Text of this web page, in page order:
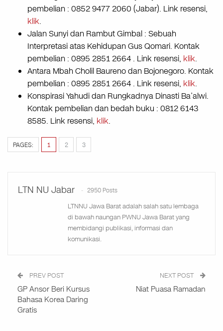
pembelian : 0852 9477 2060 (Jabar). Link resensi,
klik.
Jalan Sunyi dan Rambut Gimbal : Sebuah
Interpretasi atas Kehidupan Gus Qomari. Kontak
pembelian : 0895 2851 2664 . Link resensi, klik.
Antara Mbah Cholil Baureno dan Bojonegoro. Kontak
pembelian : 0895 2851 2664 . Link resensi, klik.
Konspirasi Yahudi dan Rungkadnya Dinasti Ba’alwi.
Kontak pembelian dan bedah buku : 0812 6143
8585. Link resensi, klik.
PAGES: 1 2 3
LTN NU Jabar 2950 Posts
LTNNU Jawa Barat adalah salah satu lembaga
di bawah naungan PWNU Jawa Barat yang
membidangi publikasi, informasi dan
komunikasi.
PREV POST
GP Ansor Beri Kursus
Bahasa Korea Daring
Gratis
NEXT POST
Niat Puasa Ramadan